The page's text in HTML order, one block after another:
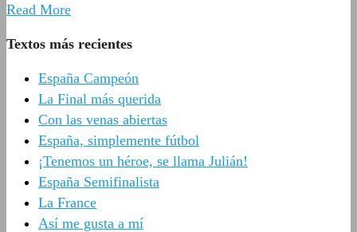
Read More
Textos más recientes
España Campeón
La Final más querida
Con las venas abiertas
España, simplemente fútbol
¡Tenemos un héroe, se llama Julián!
España Semifinalista
La France
Así me gusta a mí